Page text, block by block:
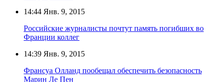
14:44 Янв. 9, 2015
Российские журналисты почтут память погибших во
Франции коллег
14:39 Янв. 9, 2015
Франсуа Олланд пообещал обеспечить безопасность
Марин Ле Пен